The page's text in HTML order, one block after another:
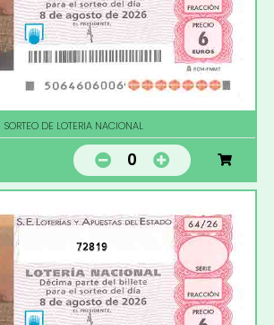
SORTEO DE LOTERIA NACIONAL
0
72819